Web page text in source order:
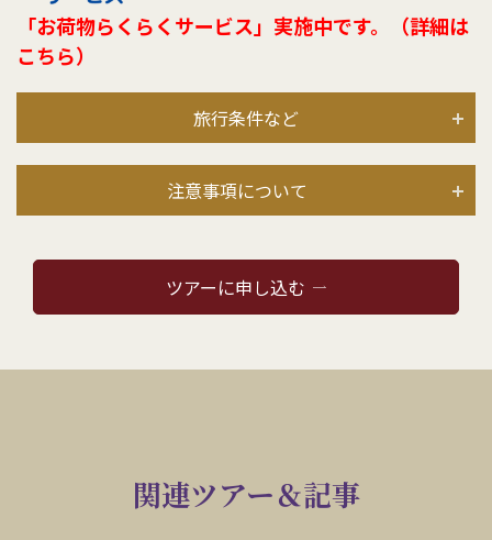
「お荷物らくらくサービス」実施中です。（詳細は
こちら）
旅行条件など
注意事項について
ツアーに申し込む
関連ツアー＆記事